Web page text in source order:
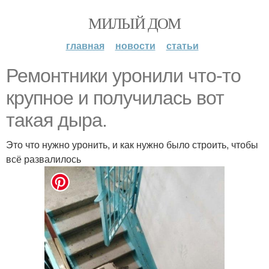
МИЛЫЙ ДОМ
главная новости статьи
Ремонтники уронили что-то
крупное и получилась вот
такая дыра.
Это что нужно уронить, и как нужно было строить, чтобы
всё развалилось